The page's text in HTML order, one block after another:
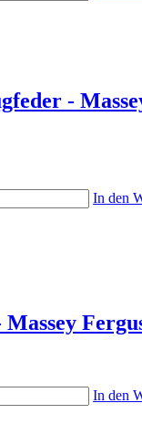
-
In den
In den